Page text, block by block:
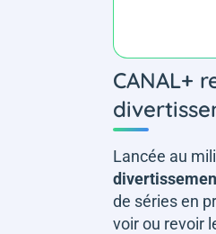
CANAL+
Lancée au
de séries en
voir ou revoir